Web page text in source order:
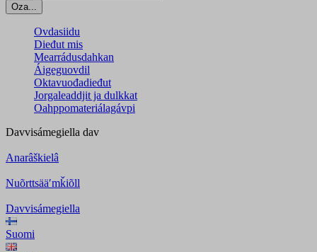
Oza...
Ovdasiidu
Dieđut mis
Mearrádusdahkan
Áigeguovdil
Oktavuođadieđut
Jorgaleaddjit ja dulkkat
Oahppomateriálagávpi
Davvisámegiella dav
Anarâškielâ
Nuõrttsääʹmǩiõll
Davvisámegiella
Suomi